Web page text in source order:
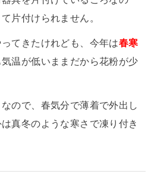
て片付けられません。
てきたけれども、今年は春寒
気温が低いままだから花粉が少
ので、春気分で薄着で外出し
は真冬のような寒さで凍り付き